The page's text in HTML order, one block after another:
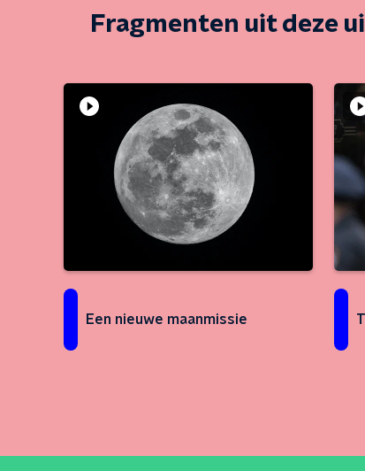
Fragmenten uit deze
Een nieuwe maanmissie